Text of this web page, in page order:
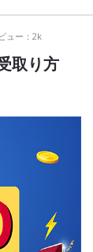
ビュー：2k
取り方